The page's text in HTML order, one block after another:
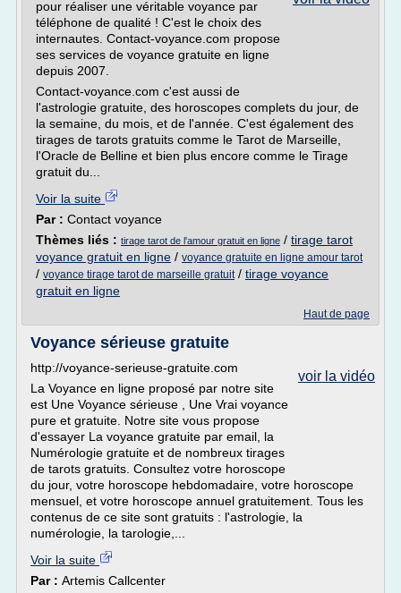
pour réaliser une véritable voyance par
téléphone de qualité ! C'est le choix des
internautes. Contact-voyance.com propose
ses services de voyance gratuite en ligne
depuis 2007.
Contact-voyance.com c'est aussi de
l'astrologie gratuite, des horoscopes complets du jour, de
la semaine, du mois, et de l'année. C'est également des
tirages de tarots gratuits comme le Tarot de Marseille,
l'Oracle de Belline et bien plus encore comme le Tirage
gratuit du...
Voir la suite
Par : Contact voyance
Thèmes liés : tirage tarot de l'amour gratuit en ligne / tirage tarot
voyance gratuit en ligne / voyance gratuite en ligne amour tarot
/ voyance tirage tarot de marseille gratuit/ tirage voyance
gratuit en ligne
Haut de page
Voyance sérieuse gratuite
voir la vidéo
http://voyance-serieuse-gratuite.com
La Voyance en ligne proposé par notre site
est Une Voyance sérieuse , Une Vrai voyance
pure et gratuite. Notre site vous propose
d'essayer La voyance gratuite par email, la
Numérologie gratuite et de nombreux tirages
de tarots gratuits. Consultez votre horoscope
du jour, votre horoscope hebdomadaire, votre horoscope
mensuel, et votre horoscope annuel gratuitement. Tous les
contenus de ce site sont gratuits : l'astrologie, la
numérologie, la tarologie,...
Voir la suite
Par : Artemis Callcenter